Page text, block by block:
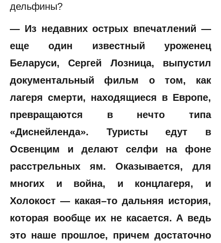
дельфины?
— Из недавних острых впечатлений —
еще один известный уроженец
Беларуси, Сергей Лозница, выпустил
документальный фильм о том, как
лагеря смерти, находящиеся в Европе,
превращаются в нечто типа
«Диснейленда». Туристы едут в
Освенцим и делают селфи на фоне
расстрельных ям. Оказывается, для
многих и война, и концлагеря, и
Холокост — какая–то дальняя история,
которая вообще их не касается. А ведь
это наше прошлое, причем достаточно